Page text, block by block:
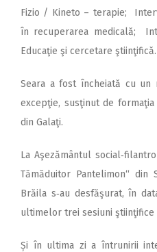
Fizio / Kineto – terapie;
în recuperarea medicală;
Educaţie şi cercetare ştiinţifică.
Seara a fost încheiată cu un
excepţie, susţinut de
din Galaţi.
La Aşezământul
Tămăduitor Pantelimon“ din
Brăila s‑au desfăşurat, în
ultimelor trei sesiuni ştiinţifice
Și în ultima zi a întrunirii